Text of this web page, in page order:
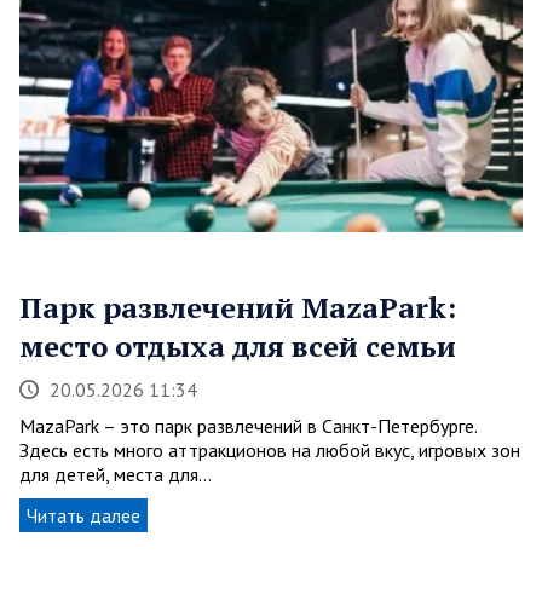
Парк развлечений MazaPark:
место отдыха для всей семьи
20.05.2026 11:34
MazaPark – это парк развлечений в Санкт-Петербурге.
Здесь есть много аттракционов на любой вкус, игровых зон
для детей, места для…
Читать далее